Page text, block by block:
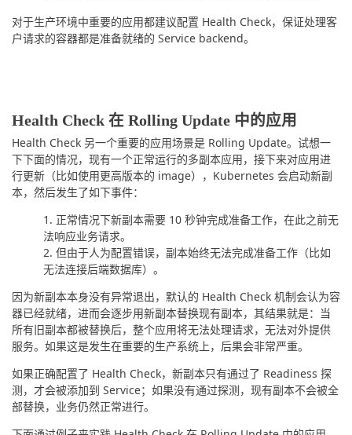
对于生产环境中重要的应用都建议配置 Health Check，保证处理客
户请求的容器都是准备就绪的 Service backend。
Health Check 在 Rolling Update 中的应用
Health Check 另一个重要的应用场景是 Rolling Update。试想一
下下面的情况，现有一个正常运行的多副本应用，接下来对应用进
行更新（比如使用更高版本的 image），Kubernetes 会启动新副
本，然后发生了如下事件：
正常情况下新副本需要 10 秒钟完成准备工作，在此之前无
法响应业务请求。
但由于人为配置错误，副本始终无法完成准备工作（比如
无法连接后端数据库）。
因为新副本本身没有异常退出，默认的 Health Check 机制会认为容
器已经就绪，进而会逐步用新副本替换现有副本，其结果就是：当
所有旧副本都被替换后，整个应用将无法处理请求，无法对外提供
服务。如果这是发生在重要的生产系统上，后果会非常严重。
如果正确配置了 Health Check，新副本只有通过了 Readiness 探
测，才会被添加到 Service；如果没有通过探测，现有副本不会被全
部替换，业务仍然正常进行。